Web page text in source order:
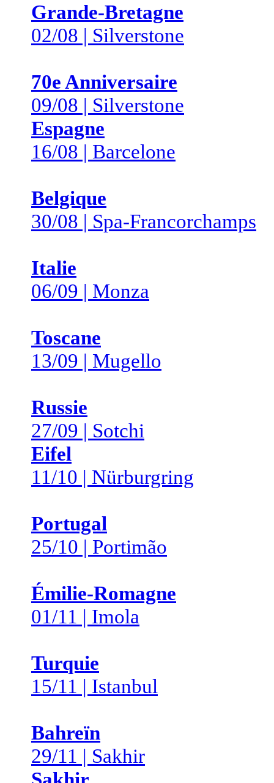
Grande-Bretagne
02/08 | Silverstone
70e Anniversaire
09/08 | Silverstone
Espagne
16/08 | Barcelone
Belgique
30/08 | Spa-Francorchamps
Italie
06/09 | Monza
Toscane
13/09 | Mugello
Russie
27/09 | Sotchi
Eifel
11/10 | Nürburgring
Portugal
25/10 | Portimão
Émilie-Romagne
01/11 | Imola
Turquie
15/11 | Istanbul
Bahreïn
29/11 | Sakhir